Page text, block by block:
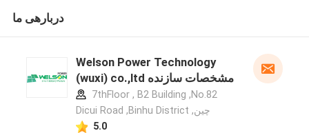
دربارهی ما
Welson Power Technology
(wuxi) co.,ltd مشخصات سازنده
7thFloor , B2 Building ,No.82
Dicui Road ,Binhu District ,چین
5.0